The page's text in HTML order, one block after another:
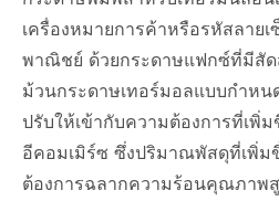
เครื่องหมายการค้าหรือรหัสลายเ
พาณิชย์ ด้วยกระดาษแฟกซ์ที่มีสั
ม้วนกระดาษเทอร์มอลแบบกำหน
ปรับให้เข้ากับความต้องการที่เพิ่
อีคอมเมิร์ซ ซึ่งปริมาณพัสดุที่เพิ่ม
ต้องการฉลากความร้อนคุณภาพ